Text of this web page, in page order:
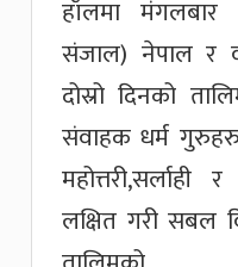
हाँलमा मंगलबार
संजाल) नेपाल र
दोस्रो दिनको
संवाहक धर्म
लक्षित गरी सबल